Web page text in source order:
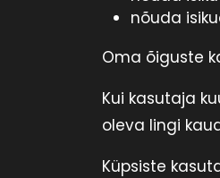
nõuda
Oma õiguste
Kui kasutaja
oleva lingi
Küpsiste